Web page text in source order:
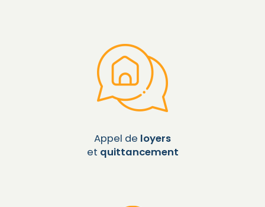
Appel de loyers
et quittancement